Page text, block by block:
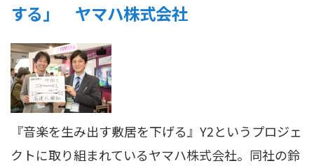
する」 ヤマハ株式会社
『音楽を生み出す敷居を下げる』Y2というプロジェ
クトに取り組まれているヤマハ株式会社。同社の鈴